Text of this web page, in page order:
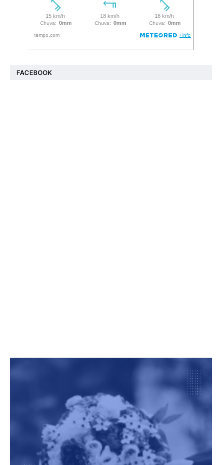
FACEBOOK